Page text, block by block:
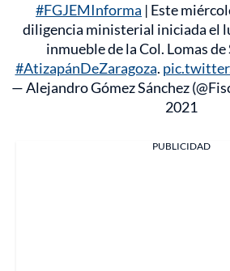
#FGJEMInforma | Este
diligencia ministerial iniciada el
inmueble de la Col. Lomas
#AtizapánDeZaragoza.
— Alejandro Gómez Sánchez
2021
PUBLICIDAD